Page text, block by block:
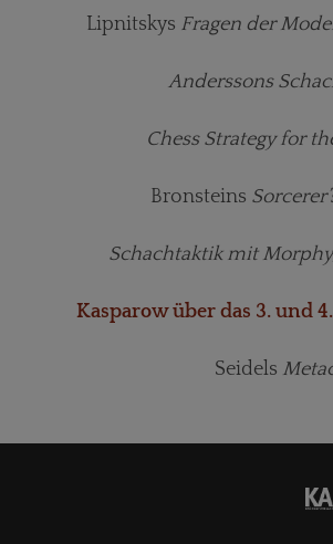
Lipnitskys Fragen der
Anderssons
Chess Strategy for
Bronsteins
Schachtaktik mit
Kasparow über das 3. und
Seidels